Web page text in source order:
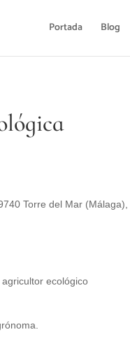
Portada Blog
Torre del Mar
ecológico